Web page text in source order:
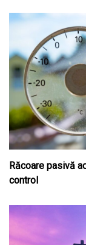
Răcoare pasivă
control